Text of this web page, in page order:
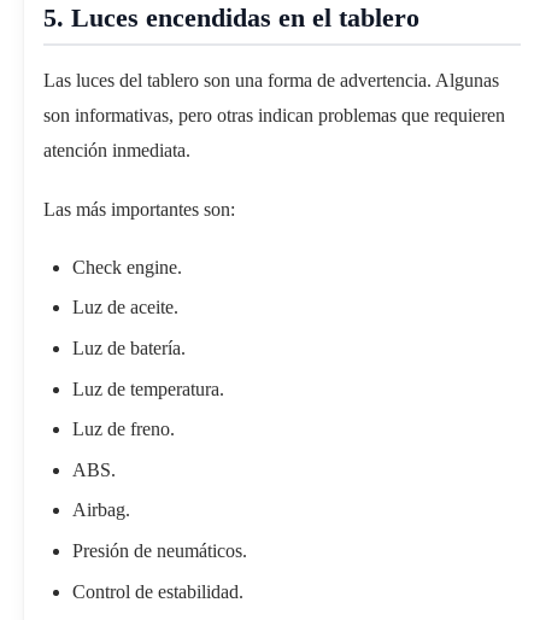
5. Luces encendidas en el tablero
Las luces del tablero son una forma de advertencia. Algunas
son informativas, pero otras indican problemas que requieren
atención inmediata.
Las más importantes son:
Check engine.
Luz de aceite.
Luz de batería.
Luz de temperatura.
Luz de freno.
ABS.
Airbag.
Presión de neumáticos.
Control de estabilidad.